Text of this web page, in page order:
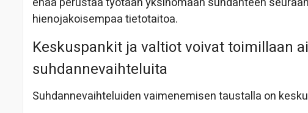
hienojakoisempaa tietotaitoa.
Keskuspankit ja valtiot voivat toimillaan
suhdannevaihteluita
Suhdannevaihteluiden vaimenemisen taustalla on